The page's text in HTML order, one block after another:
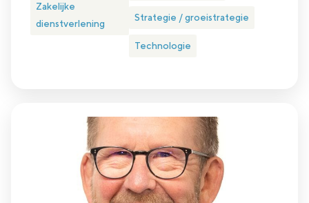
Zakelijke
dienstverlening
Strategie / groeistrategie
Technologie